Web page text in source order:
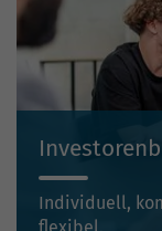
Individuell,